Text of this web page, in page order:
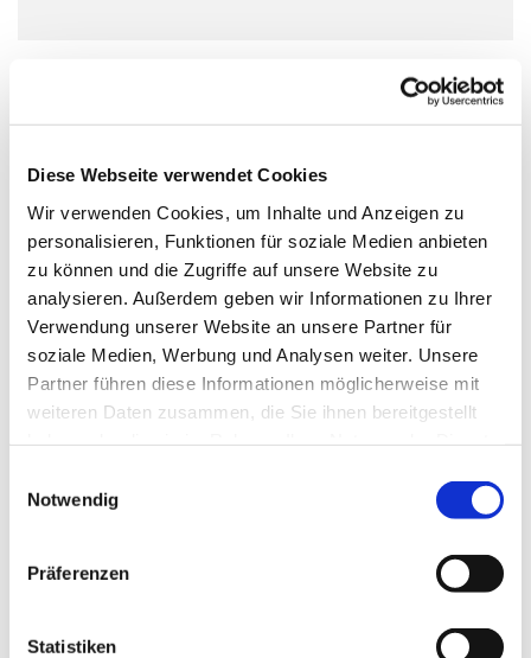
Diese Webseite verwendet Cookies
Wir verwenden Cookies, um Inhalte und Anzeigen zu
personalisieren, Funktionen für soziale Medien anbieten
zu können und die Zugriffe auf unsere Website zu
analysieren. Außerdem geben wir Informationen zu Ihrer
Verwendung unserer Website an unsere Partner für
soziale Medien, Werbung und Analysen weiter. Unsere
Partner führen diese Informationen möglicherweise mit
weiteren Daten zusammen, die Sie ihnen bereitgestellt
Notwendig
Präferenzen
Statistiken
Dies könnte Sie auch